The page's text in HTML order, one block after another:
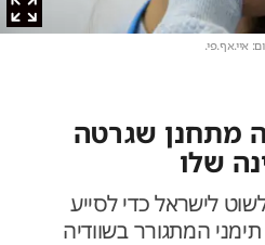
איי.אף.פי.
מתחנן שגרטה
שלו
לישראל כדי לסייע
המתגורר בשוודיה